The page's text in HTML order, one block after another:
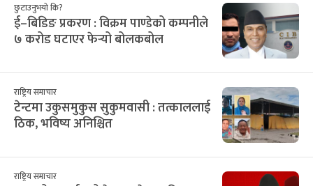
छुटाउनुभयो कि?
ई–बिडिङ प्रकरण : विक्रम पाण्डेको कम्पनीले
७ करोड घटाएर फेर्‍यो बोलकबोल
राष्ट्रिय समाचार
टेन्टमा उकुसमुकुस सुकुमवासी : तत्काललाई
ठिक, भविष्य अनिश्चित
राष्ट्रिय समाचार